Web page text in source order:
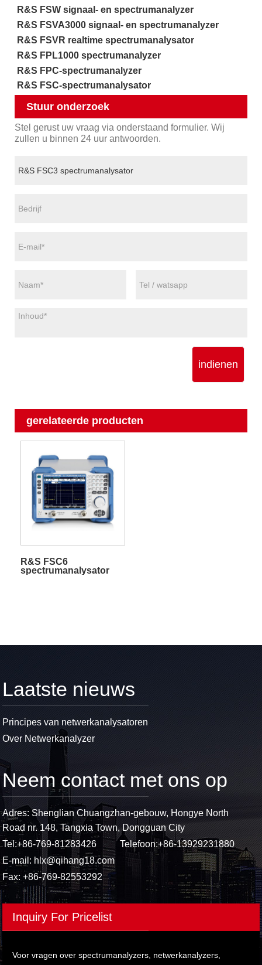
R&S FSW signaal- en spectrumanalyzer
R&S FSVA3000 signaal- en spectrumanalyzer
R&S FSVR realtime spectrumanalysator
R&S FPL1000 spectrumanalyzer
R&S FPC-spectrumanalyzer
R&S FSC-spectrumanalysator
Stuur onderzoek
Stel gerust uw vraag via onderstaand formulier. Wij
zullen u binnen 24 uur antwoorden.
indienen
gerelateerde producten
R&S FSC6
spectrumanalysator
Laatste nieuws
Principes van netwerkanalysatoren
Over Netwerkanalyzer
Neem contact met ons op
Adres: Shenglian Chuangzhan-gebouw, Hongye North
Road nr. 148, Tangxia Town, Dongguan City
Tel:+86-769-81283426 Telefoon:+86-13929231880
E-mail: hlx@qihang18.com
Fax: +86-769-82553292
Inquiry For Pricelist
Voor vragen over spectrumanalyzers, netwerkanalyzers,